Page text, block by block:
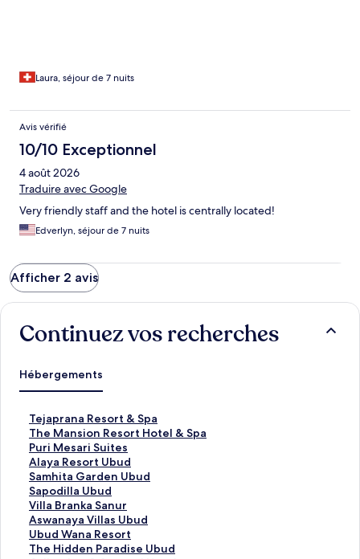
Laura, séjour de 7 nuits
Avis vérifié
10/10 Exceptionnel
4 août 2026
Traduire avec Google
Very friendly staff and the hotel is centrally located!
Edverlyn, séjour de 7 nuits
Afficher 2 avis
Continuez vos recherches
Hébergements
Tejaprana Resort & Spa
L
i
e
n
o
u
v
r
a
n
The Mansion Resort Hotel & Spa
L
i
e
n
o
u
v
r
a
Puri Mesari Suites
L
i
e
n
o
u
v
r
Alaya Resort Ubud
L
i
e
n
o
u
v
Samhita Garden Ubud
L
i
e
n
o
u
Sapodilla Ubud
L
i
e
n
o
Villa Branka Sanur
L
i
e
n
Aswanaya Villas Ubud
L
i
e
Ubud Wana Resort
L
iThe Hidden Paradise Ubud
L